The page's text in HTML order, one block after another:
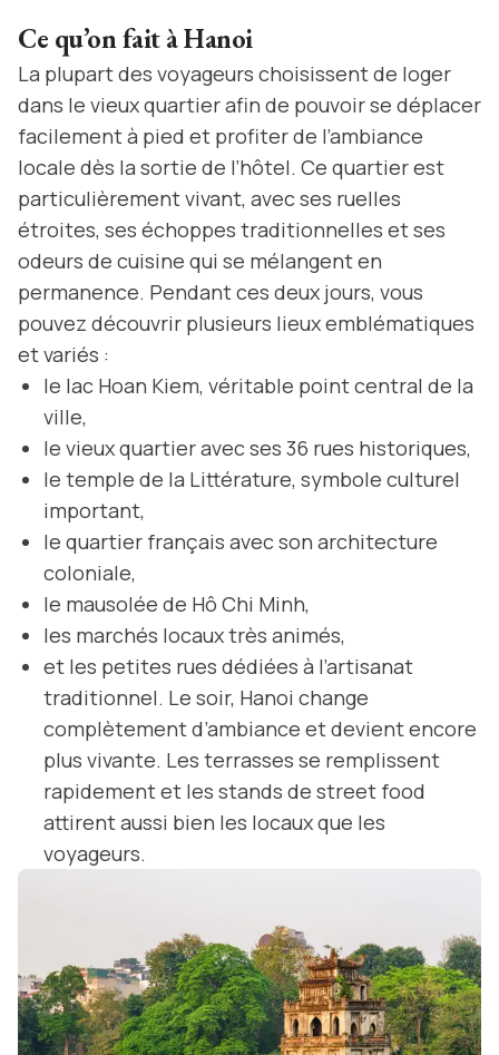
Ce qu’on fait à Hanoi
La plupart des voyageurs choisissent de loger
dans le vieux quartier afin de pouvoir se déplacer
facilement à pied et profiter de l’ambiance
locale dès la sortie de l’hôtel. Ce quartier est
particulièrement vivant, avec ses ruelles
étroites, ses échoppes traditionnelles et ses
odeurs de cuisine qui se mélangent en
permanence. Pendant ces deux jours, vous
pouvez découvrir plusieurs lieux emblématiques
et variés :
le lac Hoan Kiem, véritable point central de la
ville,
le vieux quartier avec ses 36 rues historiques,
le temple de la Littérature, symbole culturel
important,
le quartier français avec son architecture
coloniale,
le mausolée de Hô Chi Minh,
les marchés locaux très animés,
et les petites rues dédiées à l’artisanat
traditionnel. Le soir, Hanoi change
complètement d’ambiance et devient encore
plus vivante. Les terrasses se remplissent
rapidement et les stands de street food
attirent aussi bien les locaux que les
voyageurs.